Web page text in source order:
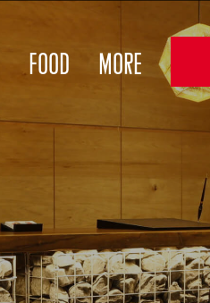
FOOD
More